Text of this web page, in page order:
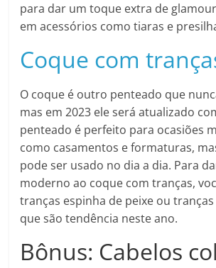
para dar um toque extra de
em acessórios como tiaras e
Coque com
O coque é outro penteado que
mas em 2023 ele será atualizado
penteado é perfeito para ocasiões
como casamentos e formaturas,
pode ser usado no dia a dia. Para
moderno ao coque com tranças,
tranças espinha de peixe ou
que são tendência neste ano.
Bônus: Cabelos